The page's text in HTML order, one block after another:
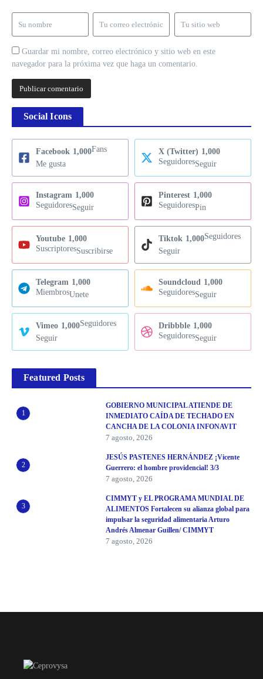
Guardar mi nombre, correo electrónico y sitio web en este
navegador para la próxima vez que haga un comentario.
Social Icons
Facebook 1,000Fans
Me gusta
X (Twitter) 1,000
SeguidoresSeguir
Instagram 1,000
SeguidoresSeguir
Pinterest 1,000
SeguidoresPin
Youtube 1,000
SuscriptoresSuscribirse
Tiktok 1,000Seguidores
Seguir
Telegram 1,000
MiembrosUnete
Soundcloud 1,000
SeguidoresSeguir
Vimeo 1,000Seguidores
Seguir
Dribbble 1,000
SeguidoresSeguir
Featured Posts
1
GOBIERNO MUNICIPAL ATIENDE DE
INMEDIATO CAÍDA DE TECHADO EN
CANCHA DE LA COLONIA INFONAVIT
7 agosto, 2026
2
JESÚS PASTENES HERNÁNDEZ ¡Vicente
Guerrero: el hombre providencial! 3/3
7 agosto, 2026
3
CIMMYT y EL PROGRAMA MUNDIAL DE
ALIMENTOS Fortalecen su alianza global para
impulsar la seguridad alimentaria Arturo
Andrés Almenar Guillen/ CIMMYT
7 agosto, 2026